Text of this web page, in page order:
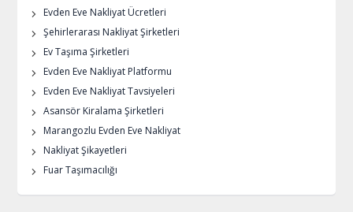
Evden Eve Nakliyat Ücretleri
Şehirlerarası Nakliyat Şirketleri
Ev Taşıma Şirketleri
Evden Eve Nakliyat Platformu
Evden Eve Nakliyat Tavsiyeleri
Asansör Kiralama Şirketleri
Marangozlu Evden Eve Nakliyat
Nakliyat Şikayetleri
Fuar Taşımacılığı